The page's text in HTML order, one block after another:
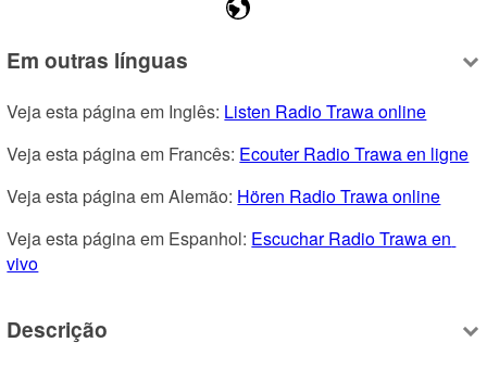
Em outras línguas
Veja esta página em Inglês: Listen Radio Trawa online
Veja esta página em Francês: Ecouter Radio Trawa en ligne
Veja esta página em Alemão: Hören Radio Trawa online
Veja esta página em Espanhol: Escuchar Radio Trawa en
vivo
Descrição